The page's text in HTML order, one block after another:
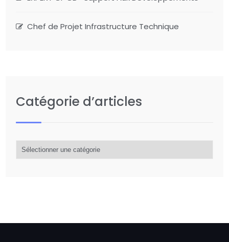
Chef de Projet Infrastructure Technique
Catégorie d’articles
d’articles